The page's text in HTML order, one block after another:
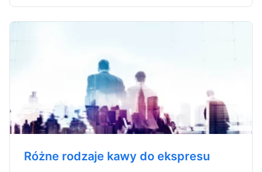
Różne rodzaje kawy do ekspresu